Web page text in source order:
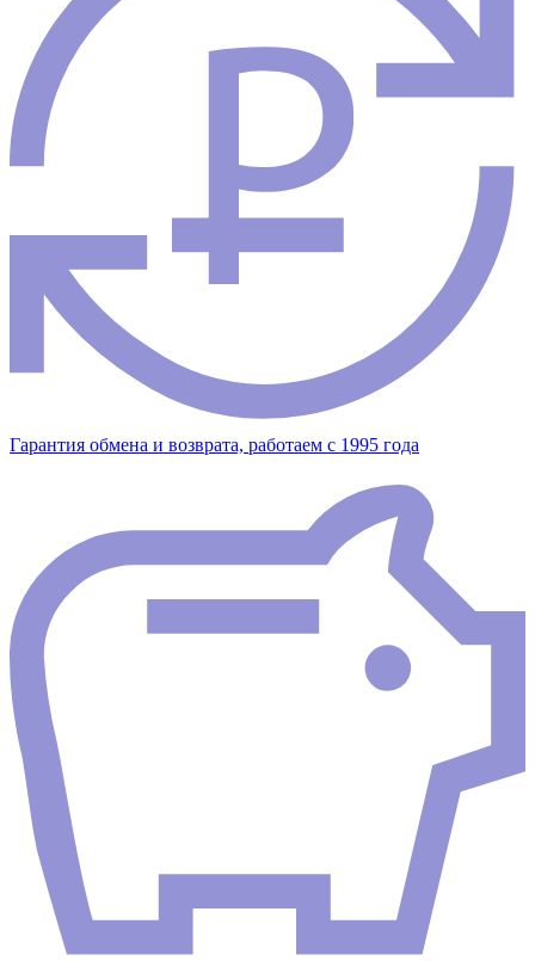
Гарантия обмена и возврата, работаем с 1995 года